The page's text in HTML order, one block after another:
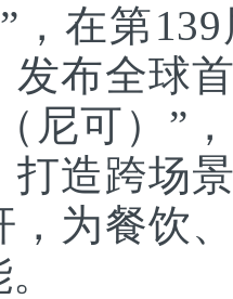
，在第
发布全球
尼可）”
打造跨场
，为餐饮